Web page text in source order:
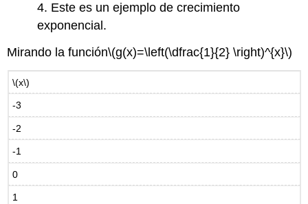
4. Este es un ejemplo de crecimiento
exponencial.
Mirando la función\(g(x)=\left(\dfrac{1}{2} \right)^{x}\)
\(x\)
-3
-2
-1
0
1